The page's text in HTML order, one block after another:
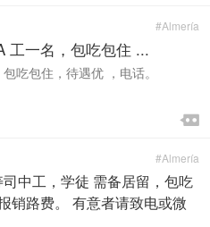
#Almería
工一名，包吃包住 ...
吃包住，待遇优 ，电话。


#Almería
中工，学徒 需备居留，包吃
销路费。 有意者请致电或微